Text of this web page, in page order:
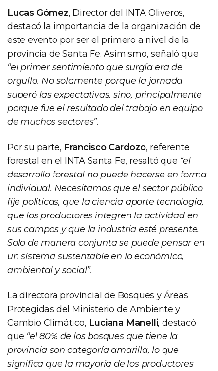
Lucas Gómez, Director del INTA Oliveros,
destacó la importancia de la organización de
este evento por ser el primero a nivel de la
provincia de Santa Fe. Asimismo, señaló que
“el primer sentimiento que surgía era de
orgullo. No solamente porque la jornada
superó las expectativas, sino, principalmente
porque fue el resultado del trabajo en equipo
de muchos sectores”.
Por su parte, Francisco Cardozo, referente
forestal en el INTA Santa Fe, resaltó que “el
desarrollo forestal no puede hacerse en forma
individual. Necesitamos que el sector público
fije políticas, que la ciencia aporte tecnología,
que los productores integren la actividad en
sus campos y que la industria esté presente.
Solo de manera conjunta se puede pensar en
un sistema sustentable en lo económico,
ambiental y social”.
La directora provincial de Bosques y Áreas
Protegidas del Ministerio de Ambiente y
Cambio Climático, Luciana Manelli, destacó
que “el 80% de los bosques que tiene la
provincia son categoría amarilla, lo que
significa que la mayoría de los productores